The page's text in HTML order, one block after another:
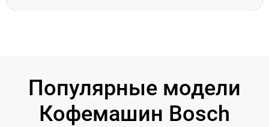
Популярные модели
Кофемашин Bosch